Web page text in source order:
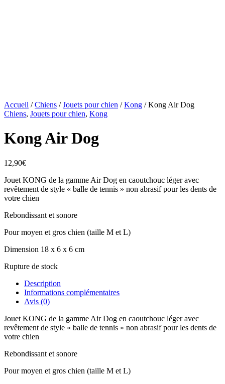
Accueil /Chiens /Jouets pour chien /Kong / Kong Air Dog
Chiens, Jouets pour chien, Kong
Kong Air Dog
12,90€
Jouet KONG de la gamme Air Dog en caoutchouc léger avec
revêtement de style « balle de tennis » non abrasif pour les dents de
votre chien
Rebondissant et sonore
Pour moyen et gros chien (taille M et L)
Dimension 18 x 6 x 6 cm
Rupture de stock
Description
Informations complémentaires
Avis (0)
Jouet KONG de la gamme Air Dog en caoutchouc léger avec
revêtement de style « balle de tennis » non abrasif pour les dents de
votre chien
Rebondissant et sonore
Pour moyen et gros chien (taille M et L)